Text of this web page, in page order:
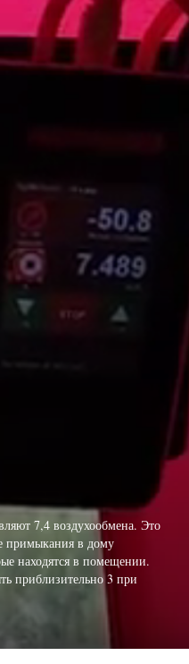
7,4 воздухообмена. Это
примыкания в дому
находятся в помещении.
приблизительно 3 при